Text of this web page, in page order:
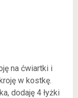
na ćwiartki i
w kostkę.
dodaję 4 łyżki